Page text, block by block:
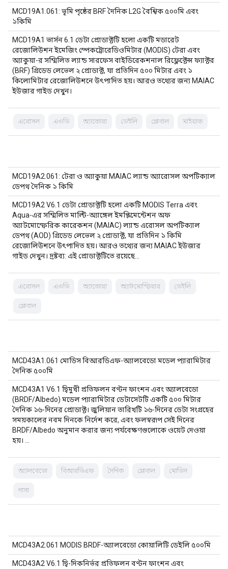
MCD19A1.061: ভূমি পৃষ্ঠের BRF দৈনিক L2G বৈশ্বিক ৫০০মি এবং
১কিমি
MCD19A1 ভার্সন 6.1 ডেটা প্রোডাক্টটি হলো একটি মডারেট
রেজোলিউশন ইমেজিং স্পেকট্রোরেডিওমিটার (MODIS) টেরা এবং
অ্যাকুয়া-র সম্মিলিত ল্যান্ড সারফেস বাইডিরেকশনাল রিফ্লেক্টেন্স ফ্যাক্টর
(BRF) গ্রিডেড লেভেল ২ প্রোডাক্ট, যা প্রতিদিন ৫০০ মিটার এবং ১
কিলোমিটার রেজোলিউশনে উৎপাদিত হয়। আরও তথ্যের জন্য MAIAC
ইউজার গাইড দেখুন।
এরোসল এওডি অ্যাকোয়া ডেইলি গ্লোবাল মাইয়াক
MCD19A2.061: টেরা ও অ্যাকুয়া MAIAC ল্যান্ড অ্যারোসল অপটিক্যাল
ডেপথ দৈনিক ১ কিমি
MCD19A2 V6.1 ডেটা প্রোডাক্টটি হলো একটি MODIS Terra এবং
Aqua-এর সম্মিলিত মাল্টি-অ্যাঙ্গেল ইমপ্লিমেন্টেশন অফ
অ্যাটমোস্ফেরিক কারেকশন (MAIAC) ল্যান্ড এরোসল অপটিক্যাল
ডেপথ (AOD) গ্রিডেড লেভেল ২ প্রোডাক্ট, যা প্রতিদিন ১ কিমি
রেজোলিউশনে উৎপাদিত হয়। আরও তথ্যের জন্য MAIAC ইউজার
গাইড দেখুন। দ্রষ্টব্য: এই প্রোডাক্টটিতে রয়েছে…
এরোসল এওডি অ্যাকোয়া অ্যাটমোস্ফিয়ার ডেইলি
গ্লোবাল
MCD43A1.061 মোডিস বিআরডিএফ-অ্যালবেডো মডেল প্যারামিটার
দৈনিক ৫০০মি
MCD43A1 V6.1 দ্বিমুখী প্রতিফলন বণ্টন ফাংশন এবং অ্যালবেডো
(BRDF/Albedo) মডেল প্যারামিটার ডেটাসেটটি একটি ৫০০ মিটার
দৈনিক ১৬-দিনের প্রোডাক্ট। জুলিয়ান তারিখটি ১৬-দিনের ডেটা সংগ্রহের
সময়কালের নবম দিনকে নির্দেশ করে, এবং ফলস্বরূপ সেই দিনের
BRDF/Albedo অনুমান করার জন্য পর্যবেক্ষণগুলোকে ওয়েট দেওয়া
হয়। …
অ্যালবেডো বিআরডিএফ দৈনিক গ্লোবাল মোডিস
নাসা
MCD43A2.061 MODIS BRDF-অ্যালবেডো কোয়ালিটি ডেইলি ৫০০মি
MCD43A2 V6.1 দ্বি-দিকনির্ভর প্রতিফলন বণ্টন ফাংশন এবং